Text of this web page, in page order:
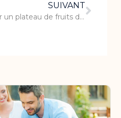
SUIVANT
Comment composer un plateau de fruits de mer à emporter ?